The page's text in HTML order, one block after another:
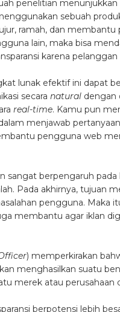
penelitian
sebuah
ramah, dan membantu
lain, maka bisa
karena
lunak efektif ini dapat
secara natural dengan
real-time. Kamu pun
menjawab
pengguna web
sangat berpengaruh
Pada akhirnya, tujuan
pengguna.
membantu agar iklan
) memperkirakan
menghasilkan suatu
merek atau perusahaan
berpotensi lebih